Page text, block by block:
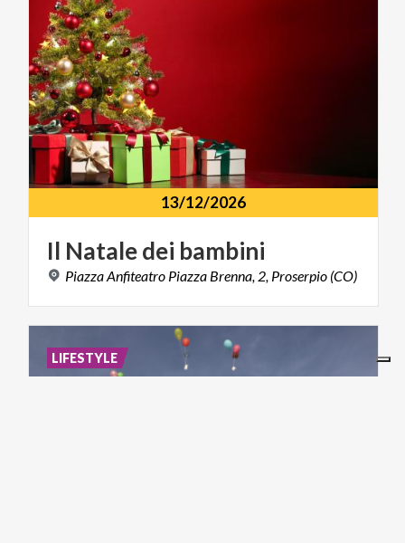
13/12/2026
Il Nataledei bambini
PiazzaAnfiteatro Piazza Brenna, 2, Proserpio (CO)
LIFESTYLE